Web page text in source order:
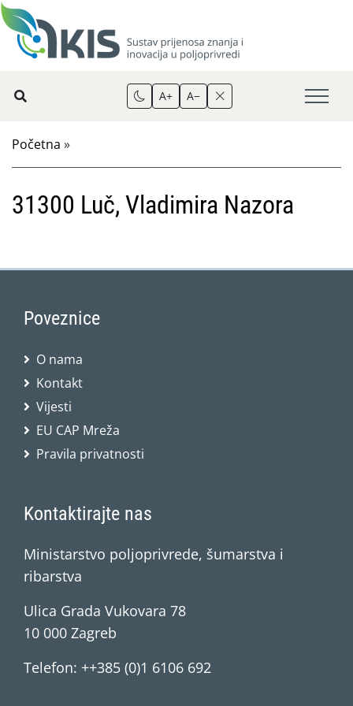
A+ A−
Početna »
31300 Luč, Vladimira Nazora
Poveznice
O nama
Kontakt
Vijesti
EU CAP Mreža
Pravila privatnosti
Kontaktirajte nas
Ministarstvo poljoprivrede, šumarstva i
ribarstva
Ulica Grada Vukovara 78
10 000 Zagreb
Telefon: ++385 (0)1 6106 692